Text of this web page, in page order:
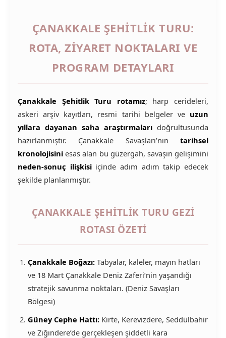
ÇANAKKALE ŞEHITLIK TURU:
ROTA, ZIYARET NOKTALARI VE
PROGRAM DETAYLARI
Çanakkale Şehitlik Turu rotamız; harp cerideleri,
askeri arşiv kayıtları, resmi tarihi belgeler ve uzun
yıllara dayanan saha araştırmaları doğrultusunda
hazırlanmıştır. Çanakkale Savaşları’nın tarihsel
kronolojisiniesas alan bu güzergah, savaşın gelişimini
neden-sonuç ilişkisiiçinde adım adım takip edecek
şekilde planlanmıştır.
ÇANAKKALE ŞEHITLIK TURU GEZI
ROTASI ÖZETI
Çanakkale Boğazı: Tabyalar, kaleler, mayın hatları
ve 18 Mart Çanakkale Deniz Zaferi’nin yaşandığı
stratejik savunma noktaları. (Deniz Savaşları
Bölgesi)
Güney Cephe Hattı: Kirte, Kerevizdere, Seddülbahir
ve Zığındere’de gerçekleşen şiddetli kara